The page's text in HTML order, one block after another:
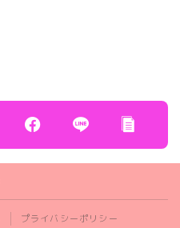
プライバシーポリシー